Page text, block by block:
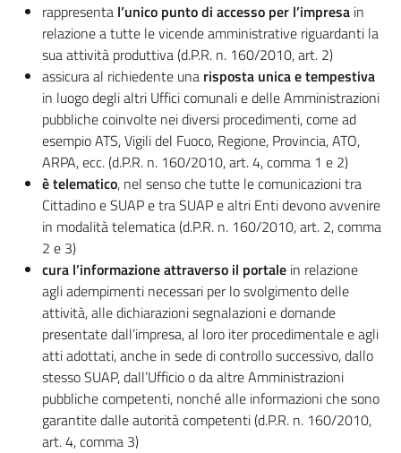
rappresenta l’unico punto di accesso per l’impresa in
relazione a tutte le vicende amministrative riguardanti la
sua attività produttiva (d.P.R. n. 160/2010, art. 2)
assicura al richiedente una risposta unica e tempestiva
in luogo degli altri Uffici comunali e delle Amministrazioni
pubbliche coinvolte nei diversi procedimenti, come ad
esempio ATS, Vigili del Fuoco, Regione, Provincia, ATO,
ARPA, ecc. (d.P.R. n. 160/2010, art. 4, comma 1 e 2)
è telematico, nel senso che tutte le comunicazioni tra
Cittadino e SUAP e tra SUAP e altri Enti devono avvenire
in modalità telematica (d.P.R. n. 160/2010, art. 2, comma
2 e 3)
cura l’informazione attraverso il portale in relazione
agli adempimenti necessari per lo svolgimento delle
attività, alle dichiarazioni segnalazioni e domande
presentate dall’impresa, al loro iter procedimentale e agli
atti adottati, anche in sede di controllo successivo, dallo
stesso SUAP, dall’Ufficio o da altre Amministrazioni
pubbliche competenti, nonché alle informazioni che sono
garantite dalle autorità competenti (d.P.R. n. 160/2010,
art. 4, comma 3)